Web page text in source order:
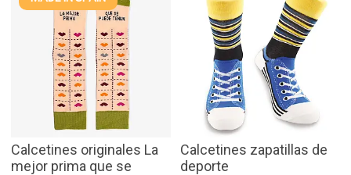
Calcetines originales La
mejor prima que se
Calcetines zapatillas de
deporte